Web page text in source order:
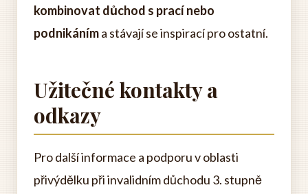
kombinovat důchod s prací nebo
podnikáníma stávají se inspirací pro ostatní.
Užitečné kontakty a
odkazy
Pro další informace a podporu v oblasti
přivýdělku při invalidním důchodu 3. stupně